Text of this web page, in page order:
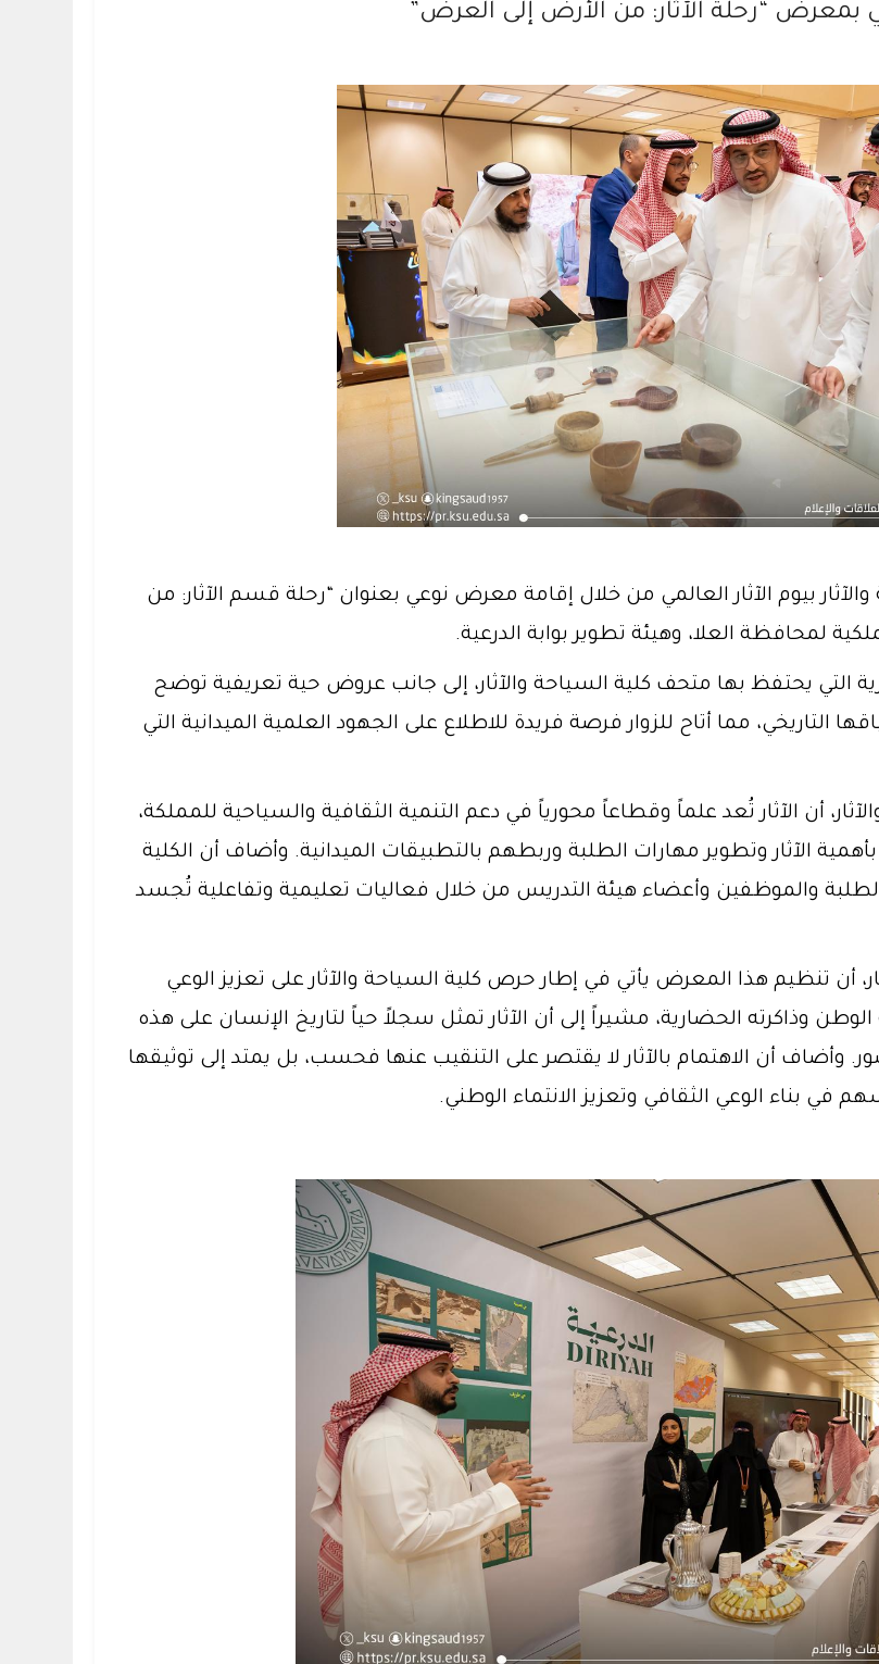
بمعرض “رحلة الآثار: من الأرض إلى العرض”
بيوم الآثار العالمي من خلال إقامة معرض نوعي بعنوان “رحلة قسم الآثار: من
لمحافظة العلا، وهيئة تطوير بوابة الدرعية.
يحتفظ بها متحف كلية السياحة والآثار، إلى جانب عروض حية تعريفية توضح
التاريخي، مما أتاح للزوار فرصة فريدة للاطلاع على الجهود العلمية الميدانية التي
أن الآثار تُعد علماً وقطاعاً محورياً في دعم التنمية الثقافية والسياحية للمملكة،
الآثار وتطوير مهارات الطلبة وربطهم بالتطبيقات الميدانية. وأضاف أن الكلية
والموظفين وأعضاء هيئة التدريس من خلال فعاليات تعليمية وتفاعلية تُجسد
أن تنظيم هذا المعرض يأتي في إطار حرص كلية السياحة والآثار على تعزيز الوعي
وذاكرته الحضارية، مشيراً إلى أن الآثار تمثل سجلاً حياً لتاريخ الإنسان على هذه
أن الاهتمام بالآثار لا يقتصر على التنقيب عنها فحسب، بل يمتد إلى توثيقها
في بناء الوعي الثقافي وتعزيز الانتماء الوطني.